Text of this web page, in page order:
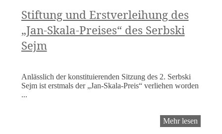
Stiftung und Erstverleihung des
„Jan-Skala-Preises“ des Serbski
Sejm
Anlässlich der konstituierenden Sitzung des 2. Serbski
Sejm ist erstmals der „Jan-Skala-Preis“ verliehen worden
...
Mehr lesen
und